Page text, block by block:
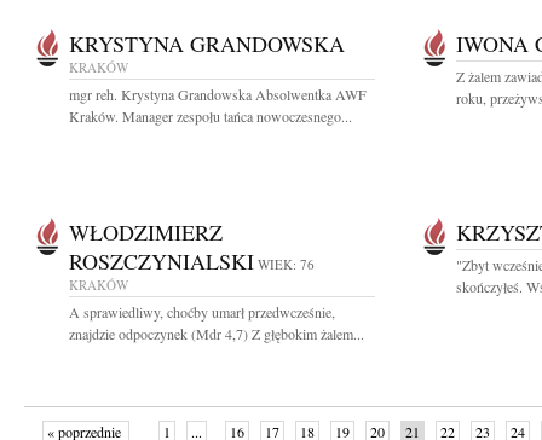
KRYSTYNA GRANDOWSKA
KRAKÓW
mgr reh. Krystyna Grandowska Absolwentka AWF
Kraków. Manager zespołu tańca nowoczesnego...
IWONA
Z żalem
roku,
WŁODZIMIERZ
ROSZCZYNIALSKI WIEK: 76
KRAKÓW
A sprawiedliwy, choćby umarł przedwcześnie,
znajdzie odpoczynek (Mdr 4,7) Z głębokim żalem...
"Zbyt
skończyłeś.
« poprzednie 1 ... 16 17 18 19 20 21 22 23 24